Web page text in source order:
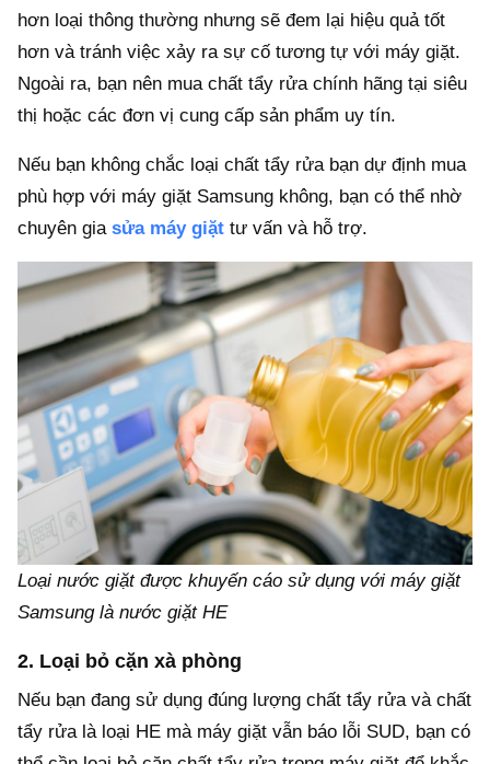
hơn loại thông thường nhưng sẽ đem lại hiệu quả tốt
hơn và tránh việc xảy ra sự cố tương tự với máy giặt.
Ngoài ra, bạn nên mua chất tẩy rửa chính hãng tại siêu
thị hoặc các đơn vị cung cấp sản phẩm uy tín.
Nếu bạn không chắc loại chất tẩy rửa bạn dự định mua
phù hợp với máy giặt Samsung không, bạn có thể nhờ
chuyên gia sửa máy giặt tư vấn và hỗ trợ.
Loại nước giặt được khuyến cáo sử dụng với máy giặt
Samsung là nước giặt HE
2. Loại bỏ cặn xà phòng
Nếu bạn đang sử dụng đúng lượng chất tẩy rửa và chất
tẩy rửa là loại HE mà máy giặt vẫn báo lỗi SUD, bạn có